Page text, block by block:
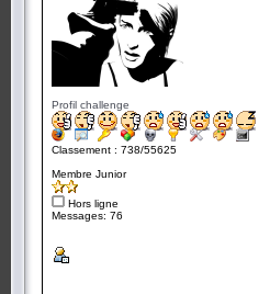
Profil challenge
Classement : 738/55625
Membre Junior
Hors ligne
Messages: 76